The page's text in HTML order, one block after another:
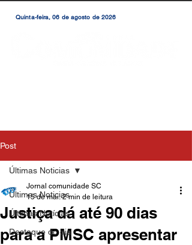
Quinta-feira, 06 de agosto de 2026
Post
Últimas Noticias
Últimas Notícias
Destaque do dia
Últimas Noticias
Justiça dá até 90 dias
para a PMSC apresentar
Jornal comunidade SC
15 de mai. 2 min de leitura